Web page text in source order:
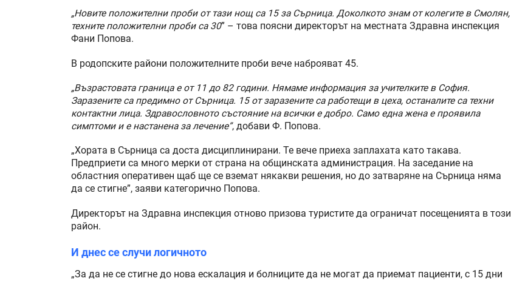
„Новите положителни проби от тази нощ са 15 за Сърница. Доколкото знам от колегите в Смолян,
техните положителни проби са 30” – това поясни директорът на местната Здравна инспекция
Фани Попова.
В родопските райони положителните проби вече наброяват 45.
„Възрастовата граница е от 11 до 82 години. Нямаме информация за учителките в София.
Заразените са предимно от Сърница. 15 от заразените са работещи в цеха, останалите са техни
контактни лица. Здравословното състояние на всички е добро. Само една жена е проявила
симптоми и е настанена за лечение”, добави Ф. Попова.
„Хората в Сърница са доста дисциплинирани. Те вече приеха заплахата като такава.
Предприети са много мерки от страна на общинската администрация. На заседание на
областния оперативен щаб ще се вземат някакви решения, но до затваряне на Сърница няма
да се стигне”, заяви категорично Попова.
Директорът на Здравна инспекция отново призова туристите да ограничат посещенията в този
район.
И днес се случи логичното
„За да не се стигне до нова ескалация и болниците да не могат да приемат пациенти, с 15 дни